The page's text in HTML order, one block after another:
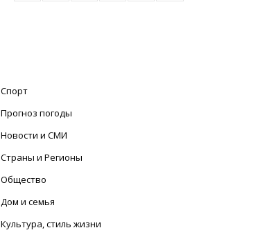
Спорт
Прогноз погоды
Новости и СМИ
Страны и Регионы
Общество
Дом и семья
Культура, стиль жизни